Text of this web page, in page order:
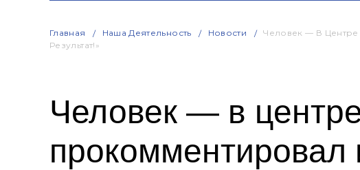
Главная Наша Деятельность Новости
Человек — В Центре
Результат!»
Человек — в
прокомментировал